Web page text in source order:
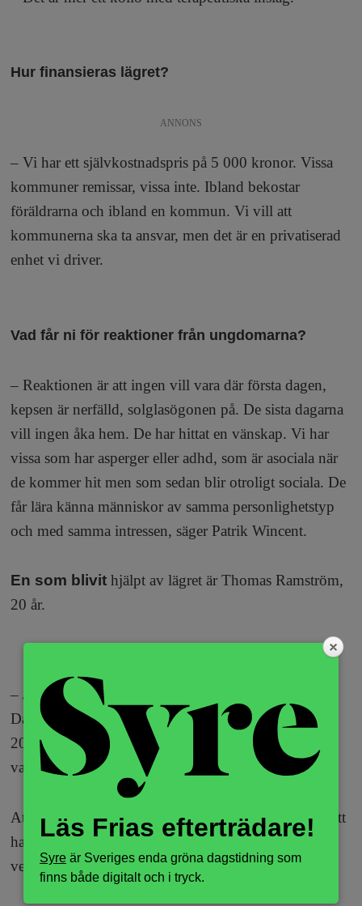
Läs Frias efterträdare!
Syre är Sveriges enda gröna dagstidning som
finns både digitalt och i tryck.
Hur finansieras lägret?
ANNONS
– Vi har ett självkostnadspris på 5 000 kronor. Vissa
kommuner remissar, vissa inte. Ibland bekostar
föräldrarna och ibland en kommun. Vi vill att
kommunerna ska ta ansvar, men det är en privatiserad
enhet vi driver.
Vad får ni för reaktioner från ungdomarna?
– Reaktionen är att ingen vill vara där första dagen,
kepsen är nerfälld, solglasögonen på. De sista dagarna
vill ingen åka hem. De har hittat en vänskap. Vi har
vissa som har asperger eller adhd, som är asociala när
de kommer hit men som sedan blir otroligt sociala. De
får lära känna människor av samma personlighetstyp
och med samma intressen, säger Patrik Wincent.
En som blivithjälpt av lägret är Thomas Ramström,
20 år.
– Jag var en av de första Patrik Wincent hjälpte på
Dataspelsakuten när han startade företaget. Det var
2012, då gick jag hans 8-veckorsprogram, och 2014
var jag på Detox camp.
Att han kom i kontakt med Dataspelsakuten var för att
hans föräldrar läste en artikel om 8-
veckorsprogrammet.